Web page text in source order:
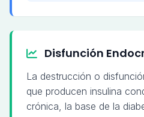
Disfunción
La destrucción o
que producen insulina
crónica, la base de la